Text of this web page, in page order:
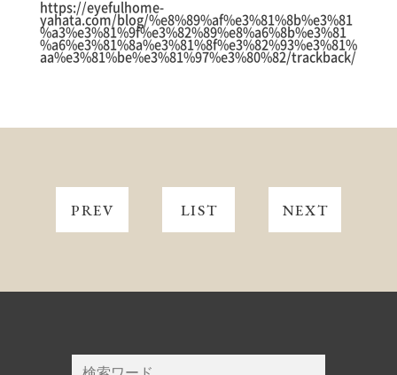
https://eyefulhome-
yahata.com/blog/%e8%89%af%e3%81%8b%e3%81
%a3%e3%81%9f%e3%82%89%e8%a6%8b%e3%81
%a6%e3%81%8a%e3%81%8f%e3%82%93%e3%81%
aa%e3%81%be%e3%81%97%e3%80%82/trackback/
PREV LIST NEXT